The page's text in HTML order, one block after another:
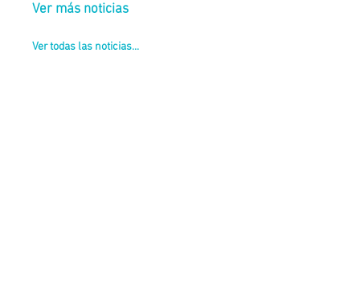
Ver más noticias
Ver todas las noticias...